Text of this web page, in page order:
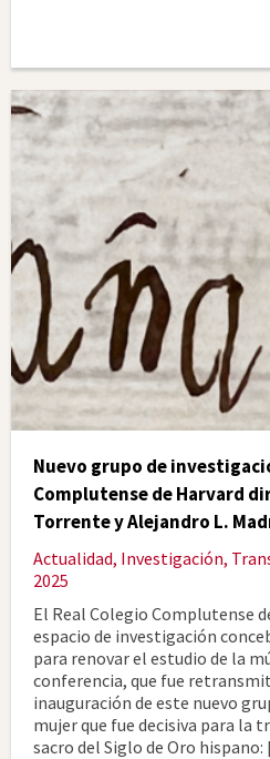
Nuevo grupo de
Complutense de Harvard
Torrente y Alejandro L.
Actualidad, Investigación,
2025
El Real Colegio Complutense
espacio de investigación
para renovar el estudio de la
conferencia, que fue
inauguración de este nuevo
mujer que fue decisiva para la
sacro del Siglo de Oro